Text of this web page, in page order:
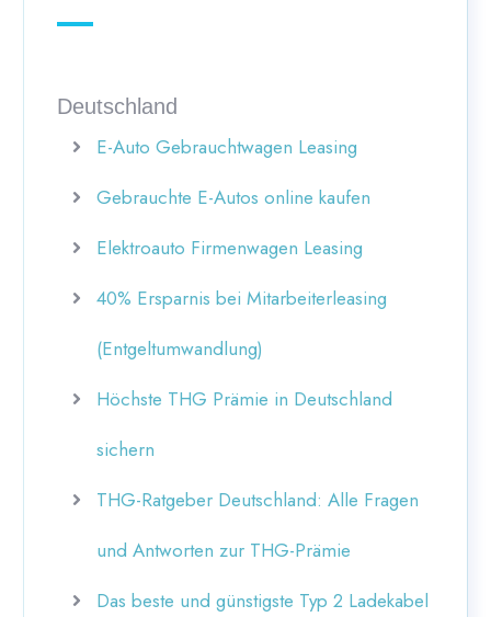
Deutschland
E-Auto Gebrauchtwagen Leasing
Gebrauchte E-Autos online kaufen
Elektroauto Firmenwagen Leasing
40% Ersparnis bei Mitarbeiterleasing
(Entgeltumwandlung)
Höchste THG Prämie in Deutschland
sichern
THG-Ratgeber Deutschland: Alle Fragen
und Antworten zur THG-Prämie
Das beste und günstigste Typ 2 Ladekabel